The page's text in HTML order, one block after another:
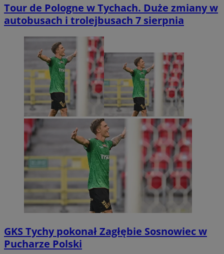
Tour de Pologne w Tychach. Duże zmiany w
autobusach i trolejbusach 7 sierpnia
GKS Tychy pokonał Zagłębie Sosnowiec w
Pucharze Polski